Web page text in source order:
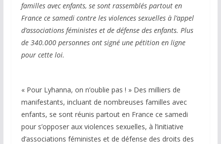
familles avec enfants, se sont rassemblés partout en
France ce samedi contre les violences sexuelles à l’appel
d’associations féministes et de défense des enfants. Plus
de 340.000 personnes ont signé une pétition en ligne
pour cette loi.
« Pour Lyhanna, on n’oublie pas ! » Des milliers de
manifestants, incluant de nombreuses familles avec
enfants, se sont réunis partout en France ce samedi
pour s’opposer aux violences sexuelles, à l’initiative
d’associations féministes et de défense des droits des